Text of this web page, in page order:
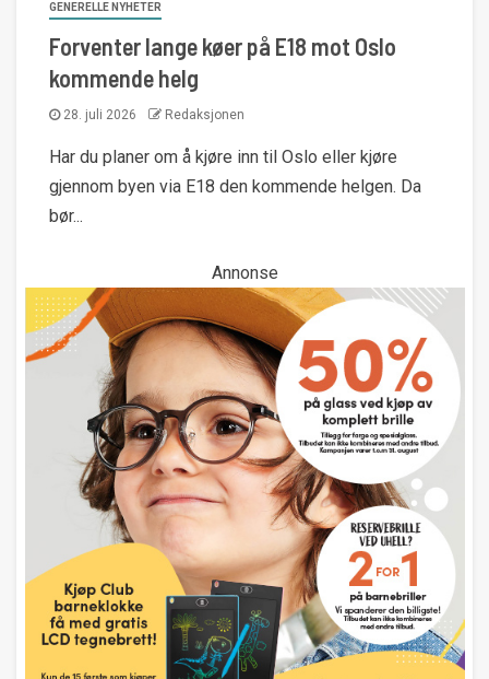
GENERELLE NYHETER
Forventer lange køer på E18 mot Oslo
kommende helg
28. juli 2026 Redaksjonen
Har du planer om å kjøre inn til Oslo eller kjøre
gjennom byen via E18 den kommende helgen. Da
bør...
Annonse